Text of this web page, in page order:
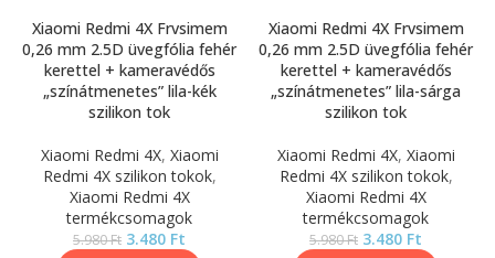
Xiaomi Redmi 4X Frvsimem
0,26 mm 2.5D üvegfólia fehér
kerettel + kameravédős
„színátmenetes” lila-kék
szilikon tok
Xiaomi Redmi 4X, Xiaomi
Redmi 4X szilikon tokok,
Xiaomi Redmi 4X
termékcsomagok
5.980Ft 3.480 Ft
Xiaomi Redmi 4X Frvsimem
0,26 mm 2.5D üvegfólia fehér
kerettel + kameravédős
„színátmenetes” lila-sárga
szilikon tok
Xiaomi Redmi 4X, Xiaomi
Redmi 4X szilikon tokok,
Xiaomi Redmi 4X
termékcsomagok
5.980Ft 3.480 Ft